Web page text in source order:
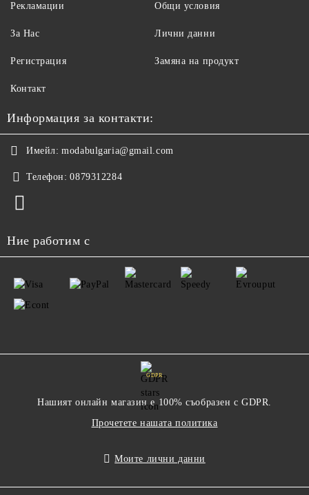
Рекламации
За Нас
Регистрация
Контакт
Общи условия
Лични данни
Замяна на продукт
Информация за контакти:
Имейл: modabulgaria@gmail.com
Телефон: 0879312284
Ние работим с
GDPR
Нашият онлайн магазин е 100% съобразен с GDPR.
Прочетете нашата политика
Моите лични данни